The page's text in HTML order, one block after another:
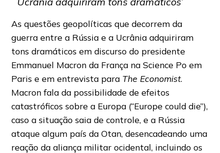
As questões geopolíticas que decorrem da
guerra entre a Rússia e a Ucrânia adquiriram
tons dramáticos em discurso do presidente
Emmanuel Macron da França na Science Po em
Paris e em entrevista para The Economist.
Macron fala da possibilidade de efeitos
catastróficos sobre a Europa (“Europe could die”),
caso a situação saia de controle, e a Rússia
ataque algum país da Otan, desencadeando uma
reação da aliança militar ocidental, incluindo os